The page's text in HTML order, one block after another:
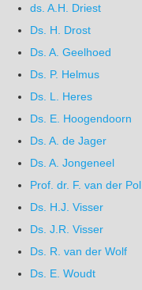
ds. A.H. Driest
Ds. H. Drost
Ds. A. Geelhoed
Ds. P. Helmus
Ds. L. Heres
Ds. E. Hoogendoorn
Ds. A. de Jager
Ds. A. Jongeneel
Prof. dr. F. van der Pol
Ds. H.J. Visser
Ds. J.R. Visser
Ds. R. van der Wolf
Ds. E. Woudt